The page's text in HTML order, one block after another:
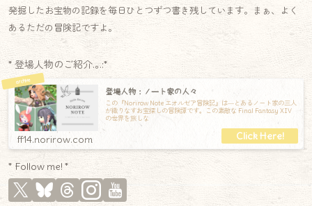
発掘したお宝物の記録を毎日ひとつずつ書き残しています。まぁ、よく
あるただの冒険記ですよ。
* 登場人物のご紹介.｡.:*
登場人物：ノート家の人々
この『Norirow Note エオルゼア冒険記』は―とあるノート家の三人
が織りなすお宝探しの冒険譚です。この素敵な Final Fantasy XIV
の世界を旅しな
ff14.norirow.com
* Follow me! *